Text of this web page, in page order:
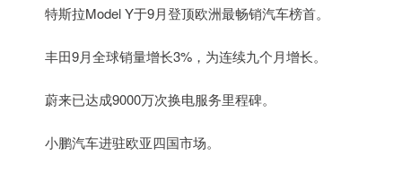
特斯拉Model Y于9月登顶欧洲最畅销汽车榜首。
丰田9月全球销量增长3%，为连续九个月增长。
蔚来已达成9000万次换电服务里程碑。
小鹏汽车进驻欧亚四国市场。